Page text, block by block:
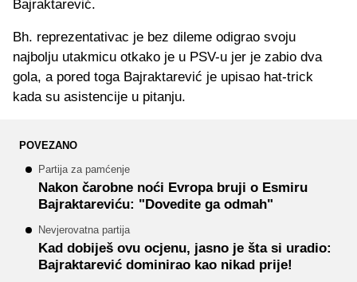
Bajraktarević.
Bh. reprezentativac je bez dileme odigrao svoju
najbolju utakmicu otkako je u PSV-u jer je zabio dva
gola, a pored toga Bajraktarević je upisao hat-trick
kada su asistencije u pitanju.
POVEZANO
Partija za pamćenje
Nakon čarobne noći Evropa bruji o Esmiru
Bajraktareviću: "Dovedite ga odmah"
Nevjerovatna partija
Kad dobiješ ovu ocjenu, jasno je šta si uradio:
Bajraktarević dominirao kao nikad prije!